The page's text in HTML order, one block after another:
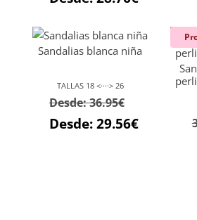
Sandalias blanca niña
TALLAS 18 <····> 26
Desde:36.95€
Desde:29.56€